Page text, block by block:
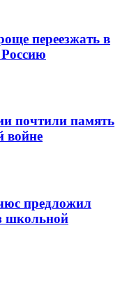
переезжать в
почтили память
войне
предложил
школьной